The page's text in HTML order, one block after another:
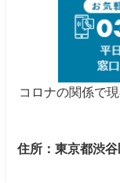
コロナの関係で
住所：東京都渋